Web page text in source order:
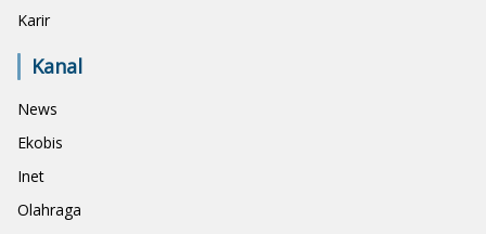
Karir
Kanal
News
Ekobis
Inet
Olahraga